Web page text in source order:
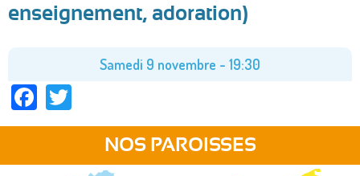
ici
enseignement, adoration)
Samedi 9 novembre - 19:30
Facebook
NOS PAROISSES